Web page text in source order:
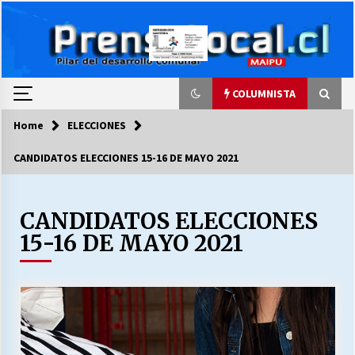
COLUMNISTA
COLUMNISTA
03/08/2026
LA DC POR SIEMPRE.RECORDANDO 69 AÑOS DE
28/07/2026
“ORGULLOSOS DE SER DC” SALUDA EL
CUMPLEAÑOS 69
Home ELECCIONES
CANDIDATOS ELECCIONES 15-16 DE MAYO 2021
CANDIDATOS ELECCIONES
15-16 DE MAYO 2021